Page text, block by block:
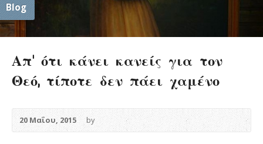
Blog
Απ’ ότι κάνει κανείς για τον
Θεό, τίποτε δεν πάει χαμένο
20 Μαΐου, 2015 by